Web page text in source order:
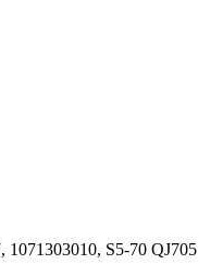
1071303010, S5-70 QJ705